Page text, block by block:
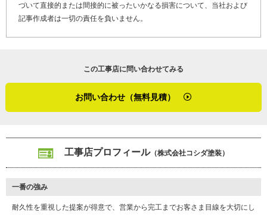
最後に「かべいろは」をご覧になっている、外壁塗装の劣化でお困
りのお客さま、そして外壁リフォームや外壁塗装を検討しているお
客さまへメッセージです。
りましたら、アフターフォローにも伺いますのでご安心を。外壁に
（２０２１年１月取材）
づいて直接的または間接的に被ったいかなる損害について、当社および
記事作成者は一切の責任を負いません。
この工事店に問い合わせてみる
お問い合わせ（無料見積）
工事店プロフィール（株式会社コシダ塗装）
一番の強み
耐久性を重視した提案が得意で、営業から完工までお客さま目線を大切にし